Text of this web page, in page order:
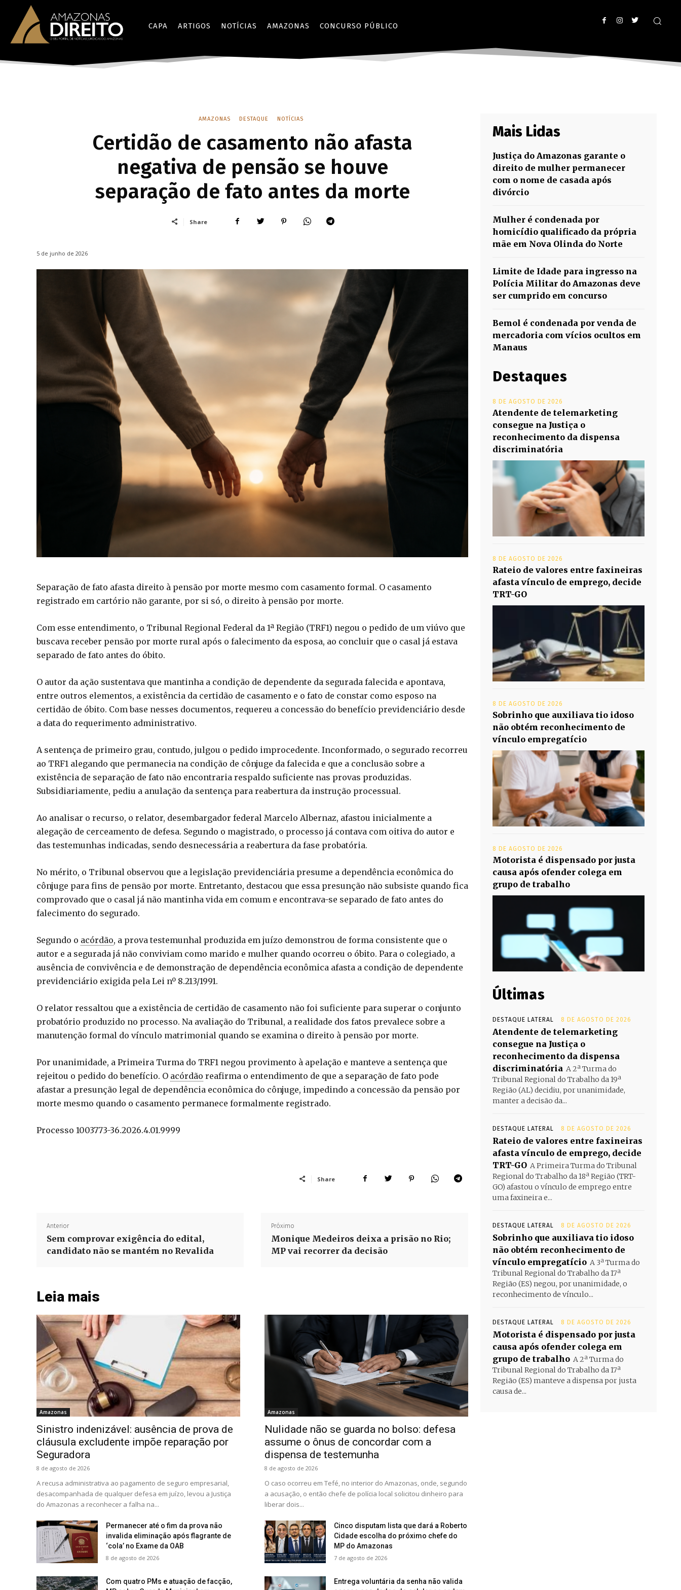
CAPA ARTIGOS NOTÍCIAS AMAZONAS CONCURSO PÚBLICO
AMAZONAS DESTAQUE NOTÍCIAS
Certidão de casamento não afasta
negativa de pensão se houve
separação de fato antes da morte
Share
5 de junho de 2026
Separação de fato afasta direito à pensão por morte mesmo com casamento formal. O casamento
registrado em cartório não garante, por si só, o direito à pensão por morte.
Com esse entendimento, o Tribunal Regional Federal da 1ª Região (TRF1) negou o pedido de um viúvo que
buscava receber pensão por morte rural após o falecimento da esposa, ao concluir que o casal já estava
separado de fato antes do óbito.
O autor da ação sustentava que mantinha a condição de dependente da segurada falecida e apontava,
entre outros elementos, a existência da certidão de casamento e o fato de constar como esposo na
certidão de óbito. Com base nesses documentos, requereu a concessão do benefício previdenciário desde
a data do requerimento administrativo.
A sentença de primeiro grau, contudo, julgou o pedido improcedente. Inconformado, o segurado recorreu
ao TRF1 alegando que permanecia na condição de cônjuge da falecida e que a conclusão sobre a
existência de separação de fato não encontraria respaldo suficiente nas provas produzidas.
Subsidiariamente, pediu a anulação da sentença para reabertura da instrução processual.
Ao analisar o recurso, o relator, desembargador federal Marcelo Albernaz, afastou inicialmente a
alegação de cerceamento de defesa. Segundo o magistrado, o processo já contava com oitiva do autor e
das testemunhas indicadas, sendo desnecessária a reabertura da fase probatória.
No mérito, o Tribunal observou que a legislação previdenciária presume a dependência econômica do
cônjuge para fins de pensão por morte. Entretanto, destacou que essa presunção não subsiste quando fica
comprovado que o casal já não mantinha vida em comum e encontrava-se separado de fato antes do
falecimento do segurado.
Segundo o acórdão, a prova testemunhal produzida em juízo demonstrou de forma consistente que o
autor e a segurada já não conviviam como marido e mulher quando ocorreu o óbito. Para o colegiado, a
ausência de convivência e de demonstração de dependência econômica afasta a condição de dependente
previdenciário exigida pela Lei nº 8.213/1991.
O relator ressaltou que a existência de certidão de casamento não foi suficiente para superar o conjunto
probatório produzido no processo. Na avaliação do Tribunal, a realidade dos fatos prevalece sobre a
manutenção formal do vínculo matrimonial quando se examina o direito à pensão por morte.
Por unanimidade, a Primeira Turma do TRF1 negou provimento à apelação e manteve a sentença que
rejeitou o pedido do benefício. O acórdão reafirma o entendimento de que a separação de fato pode
afastar a presunção legal de dependência econômica do cônjuge, impedindo a concessão da pensão por
morte mesmo quando o casamento permanece formalmente registrado.
Processo 1003773-36.2026.4.01.9999
Share
Anterior
Sem comprovar exigência do edital,
candidato não se mantém no Revalida
Próximo
Monique Medeiros deixa a prisão no Rio;
MP vai recorrer da decisão
Leia mais
Amazonas
Sinistro indenizável: ausência de prova de
cláusula excludente impõe reparação por
Seguradora
8 de agosto de 2026
A recusa administrativa ao pagamento de seguro empresarial,
desacompanhada de qualquer defesa em juízo, levou a Justiça
do Amazonas a reconhecer a falha na...
Amazonas
Nulidade não se guarda no bolso: defesa
assume o ônus de concordar com a
dispensa de testemunha
8 de agosto de 2026
O caso ocorreu em Tefé, no interior do Amazonas, onde, segundo
a acusação, o então chefe de polícia local solicitou dinheiro para
liberar dois...
Permanecer até o fim da prova não
invalida eliminação após flagrante de
‘cola’ no Exame da OAB
8 de agosto de 2026
Cinco disputam lista que dará a Roberto
Cidade escolha do próximo chefe do
MP do Amazonas
7 de agosto de 2026
Com quatro PMs e atuação de facção,
Entrega voluntária da senha não valida
Mais Lidas
Justiça do Amazonas garante o
direito de mulher permanecer
com o nome de casada após
divórcio
Mulher é condenada por
homicídio qualificado da própria
mãe em Nova Olinda do Norte
Limite de Idade para ingresso na
Polícia Militar do Amazonas deve
ser cumprido em concurso
Bemol é condenada por venda de
mercadoria com vícios ocultos em
Manaus
Destaques
8 DE AGOSTO DE 2026
Atendente de telemarketing
consegue na Justiça o
reconhecimento da dispensa
discriminatória
8 DE AGOSTO DE 2026
Rateio de valores entre faxineiras
afasta vínculo de emprego, decide
TRT-GO
8 DE AGOSTO DE 2026
Sobrinho que auxiliava tio idoso
não obtém reconhecimento de
vínculo empregatício
8 DE AGOSTO DE 2026
Motorista é dispensado por justa
causa após ofender colega em
grupo de trabalho
Últimas
DESTAQUE LATERAL 8 DE AGOSTO DE 2026
Atendente de telemarketing
consegue na Justiça o
reconhecimento da dispensa
discriminatória A 2ª Turma do
Tribunal Regional do Trabalho da 19ª
Região (AL) decidiu, por unanimidade,
manter a decisão da...
DESTAQUE LATERAL 8 DE AGOSTO DE 2026
Rateio de valores entre faxineiras
afasta vínculo de emprego, decide
TRT-GO A Primeira Turma do Tribunal
Regional do Trabalho da 18ª Região (TRT-
GO) afastou o vínculo de emprego entre
uma faxineira e...
DESTAQUE LATERAL 8 DE AGOSTO DE 2026
Sobrinho que auxiliava tio idoso
não obtém reconhecimento de
vínculo empregatício A 3ª Turma do
Tribunal Regional do Trabalho da 17ª
Região (ES) negou, por unanimidade, o
reconhecimento de vínculo...
DESTAQUE LATERAL 8 DE AGOSTO DE 2026
Motorista é dispensado por justa
causa após ofender colega em
grupo de trabalho A 2ª Turma do
Tribunal Regional do Trabalho da 17ª
Região (ES) manteve a dispensa por justa
causa de...